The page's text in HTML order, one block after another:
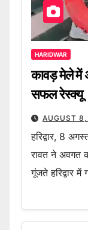
HARIDWAR
कावड़ मेले में
सफल रेस्क्यू
AUGUST
हरिद्वार, 8
रावत ने अवगत
गूंजते हरिद्वार